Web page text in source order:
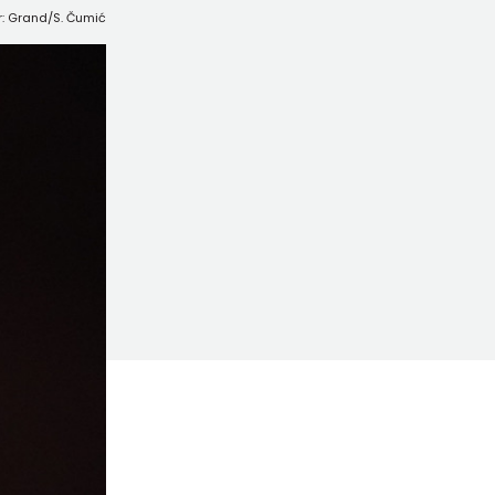
Grand/S. Čumić